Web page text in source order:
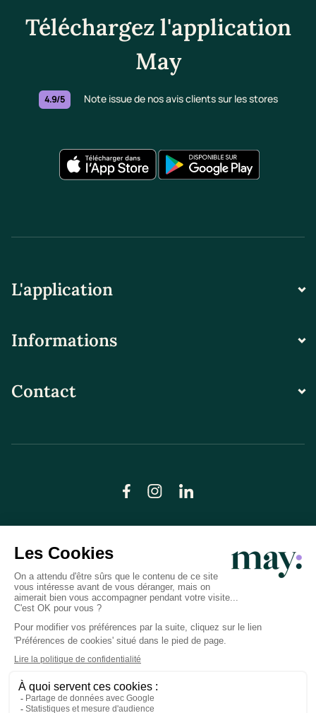
Téléchargez l'application
May
4.9/5 Note issue de nos avis clients sur les stores
L'application
Informations
Contact
© LN CARE 2026
Politique de confidentialité
Conditions générales d’utilisation
Plan du site
Crédits photos